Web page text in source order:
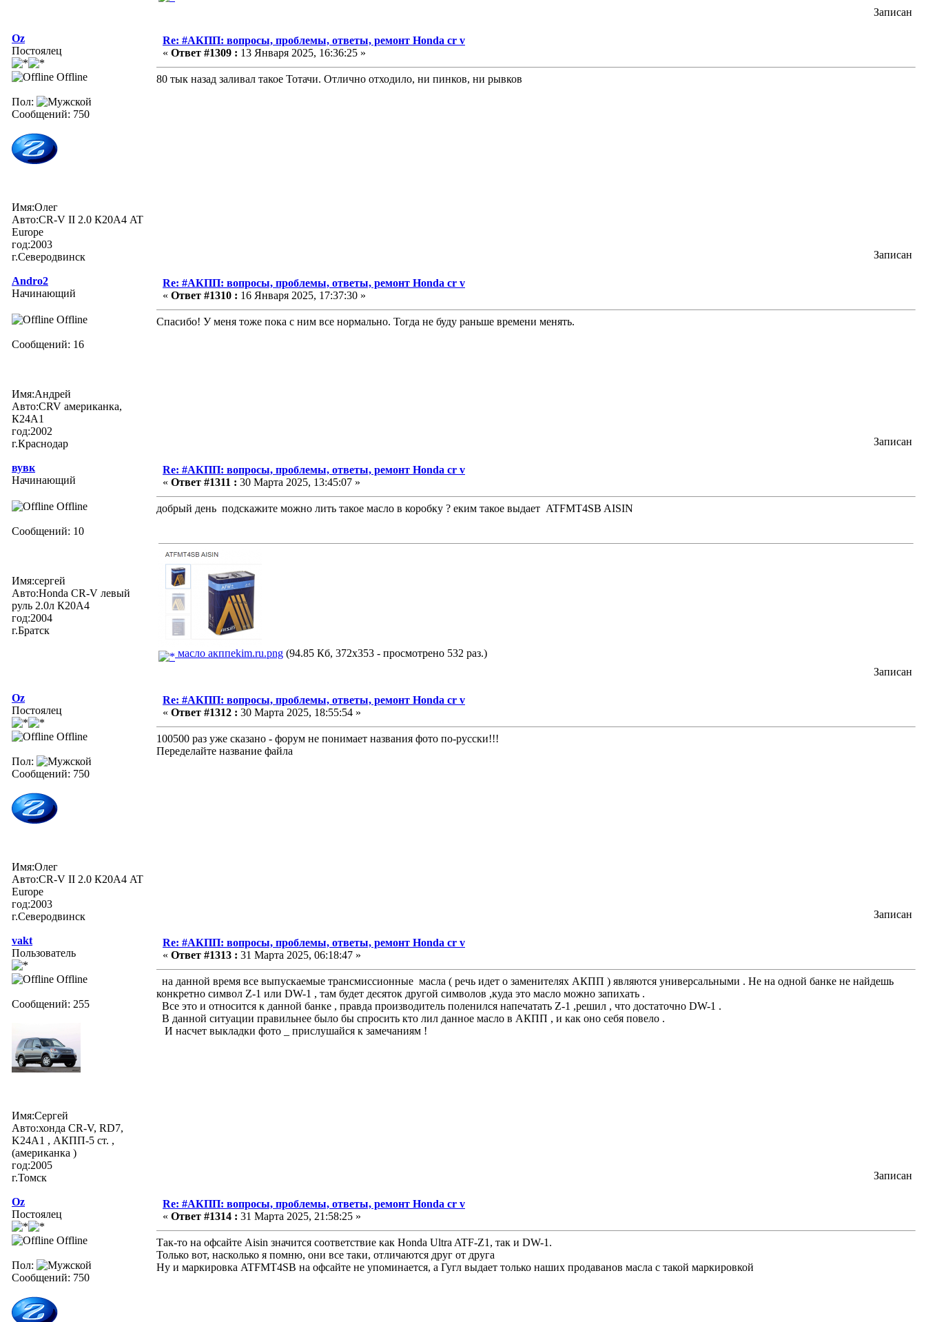
Записан
Oz
Постоялец
Offline
Пол:
Сообщений: 750
Имя:Олег
Авто:CR-V II 2.0 К20А4 AT
Europe
год:2003
г.Северодвинск
Re: #АКПП: вопросы, проблемы, ответы, ремонт Honda cr v
« Ответ #1309 : 13 Января 2025, 16:36:25 »
80 тык назад заливал такое Тотачи. Отлично отходило, ни пинков, ни рывков
Записан
Andro2
Начинающий
Offline
Сообщений: 16
Имя:Андрей
Авто:CRV американка,
К24А1
год:2002
г.Краснодар
Re: #АКПП: вопросы, проблемы, ответы, ремонт Honda cr v
« Ответ #1310 : 16 Января 2025, 17:37:30 »
Спасибо! У меня тоже пока с ним все нормально. Тогда не буду раньше времени менять.
Записан
вувк
Начинающий
Offline
Сообщений: 10
Имя:cергей
Авто:Honda CR-V левый
руль 2.0л К20А4
год:2004
г.Братск
Re: #АКПП: вопросы, проблемы, ответы, ремонт Honda cr v
« Ответ #1311 : 30 Марта 2025, 13:45:07 »
добрый день подскажите можно лить такое масло в коробку ? еким такое выдает ATFMT4SB AISIN
масло акппekim.ru.png (94.85 Кб, 372x353 - просмотрено 532 раз.)
Записан
Oz
Постоялец
Offline
Пол:
Сообщений: 750
Имя:Олег
Авто:CR-V II 2.0 К20А4 AT
Europe
год:2003
г.Северодвинск
Re: #АКПП: вопросы, проблемы, ответы, ремонт Honda cr v
« Ответ #1312 : 30 Марта 2025, 18:55:54 »
100500 раз уже сказано - форум не понимает названия фото по-русски!!!
Переделайте название файла
Записан
vakt
Пользователь
Offline
Сообщений: 255
Имя:Сергей
Авто:хонда CR-V, RD7,
K24A1 , АКПП-5 ст. ,
(американка )
год:2005
г.Томск
Re: #АКПП: вопросы, проблемы, ответы, ремонт Honda cr v
« Ответ #1313 : 31 Марта 2025, 06:18:47 »
на данной время все выпускаемые трансмиссионные масла ( речь идет о заменителях АКПП ) являются универсальными . Не на одной банке не найдешь
конкретно символ Z-1 или DW-1 , там будет десяток другой символов ,куда это масло можно запихать .
Все это и относится к данной банке , правда производитель поленился напечатать Z-1 ,решил , что достаточно DW-1 .
В данной ситуации правильнее было бы спросить кто лил данное масло в АКПП , и как оно себя повело .
И насчет выкладки фото _ прислушайся к замечаниям !
Записан
Oz
Постоялец
Offline
Пол:
Сообщений: 750
Re: #АКПП: вопросы, проблемы, ответы, ремонт Honda cr v
« Ответ #1314 : 31 Марта 2025, 21:58:25 »
Так-то на офсайте Aisin значится соответствие как Honda Ultra ATF-Z1, так и DW-1.
Только вот, насколько я помню, они все таки, отличаются друг от друга
Ну и маркировка ATFMT4SB на офсайте не упоминается, а Гугл выдает только наших продаванов масла с такой маркировкой